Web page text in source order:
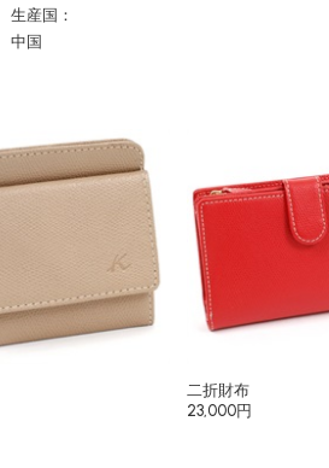
生産国：
中国
二折財布
23,000円